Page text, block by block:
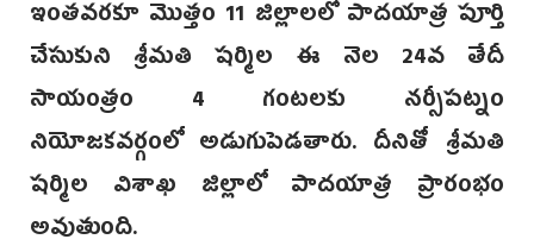
ఇంతవరకూ మొత్తం 11 జిల్లాలలో పాదయాత్ర పూర్తి
చేసుకుని శ్రీమతి షర్మిల ఈ నెల 24వ తేదీ
సాయంత్రం 4 గంటలకు నర్సీపట్నం
నియోజకవర్గంలో అడుగుపెడతారు. దీనితో శ్రీమతి
షర్మిల విశాఖ జిల్లాలో పాదయాత్ర ప్రారంభం
అవుతుంది.